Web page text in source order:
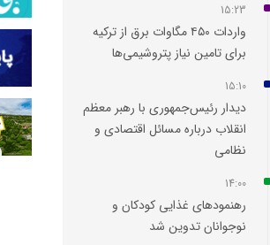
15:23
واردات ۴۵۰ مگاوات برق از ترکیه
برای تامین نیاز پتروشیمی‌ها
15:10
دیدار رئیس‌جمهوری با رهبر معظم
انقلاب درباره مسائل اقتصادی و
نظامی
14:00
رهنمودهای غذایی کودکان و
نوجوانان تدوین شد